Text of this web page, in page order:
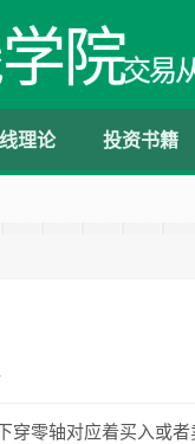
院交易
理论 投资书籍
穿零轴对应着买入或